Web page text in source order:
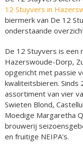
12 Stuyvers in
biermerk van De 12
onderstaande
De 12 Stuyvers is een
Hazerswoude-Dorp,
opgericht met passie
kwaliteitsbieren. Sinds
assortiment van vier
Swieten Blond,
Moedige Margaretha
brouwerij
en fruitige NEIPA's.